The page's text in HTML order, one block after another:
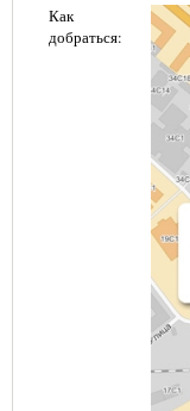
Как
добраться: